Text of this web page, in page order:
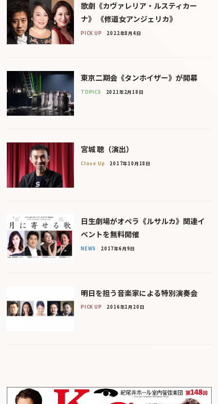
歌劇《カヴァレリア・ルスティカー
ナ》 《修道女アンジェリカ》
PICK UP 2022年8月4日
東京二期会《タンホイザー》が開幕
TOPICS 2021年2月18日
宮城 聰（演出）
Close Up 2017年10月18日
日生劇場がオペラ《ルサルカ》関連イ
ベントを無料開催
NEWS 2017年6月9日
明日を担う音楽家による特別演奏会
PICK UP 2016年1月20日